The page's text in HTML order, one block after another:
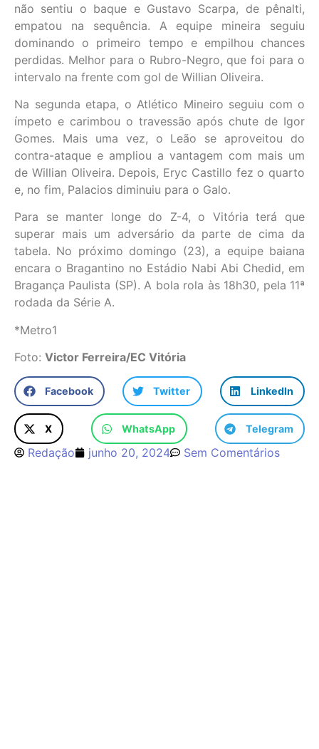
não sentiu o baque e Gustavo Scarpa, de pênalti,
empatou na sequência. A equipe mineira seguiu
dominando o primeiro tempo e empilhou chances
perdidas. Melhor para o Rubro-Negro, que foi para o
intervalo na frente com gol de Willian Oliveira.
Na segunda etapa, o Atlético Mineiro seguiu com o
ímpeto e carimbou o travessão após chute de Igor
Gomes. Mais uma vez, o Leão se aproveitou do
contra-ataque e ampliou a vantagem com mais um
de Willian Oliveira. Depois, Eryc Castillo fez o quarto
e, no fim, Palacios diminuiu para o Galo.
Para se manter longe do Z-4, o Vitória terá que
superar mais um adversário da parte de cima da
tabela. No próximo domingo (23), a equipe baiana
encara o Bragantino no Estádio Nabi Abi Chedid, em
Bragança Paulista (SP). A bola rola às 18h30, pela 11ª
rodada da Série A.
*Metro1
Foto: Victor Ferreira/EC Vitória
Facebook Twitter LinkedIn
X WhatsApp Telegram
Redação junho 20, 2024 Sem Comentários